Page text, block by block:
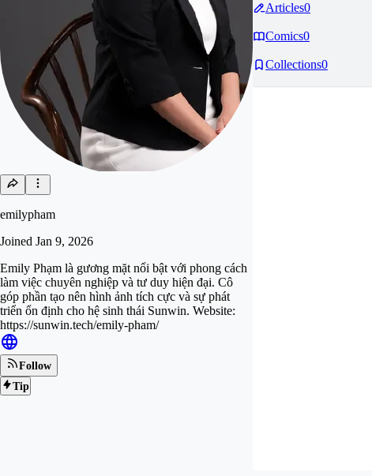
emilypham
Joined Jan 9, 2026
Emily Phạm là gương mặt nổi bật với phong cách
làm việc chuyên nghiệp và tư duy hiện đại. Cô
góp phần tạo nên hình ảnh tích cực và sự phát
triển ổn định cho hệ sinh thái Sunwin. Website:
https://sunwin.tech/emily-pham/
Follow
Tip
Articles0
Comics0
Collections0